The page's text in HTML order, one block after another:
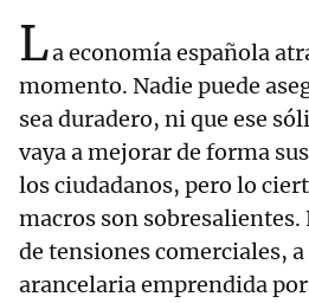
La economía española
momento. Nadie puede
sea duradero, ni que ese
vaya a mejorar de forma
los ciudadanos, pero lo
macros son sobresalientes.
de tensiones comerciales,
arancelaria emprendida